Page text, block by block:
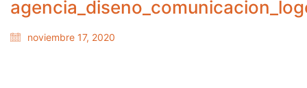
noviembre 17, 2020